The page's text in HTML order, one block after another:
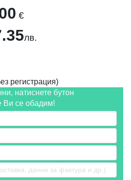
€
лв.
регистрация)
натиснете бутон
се обадим!